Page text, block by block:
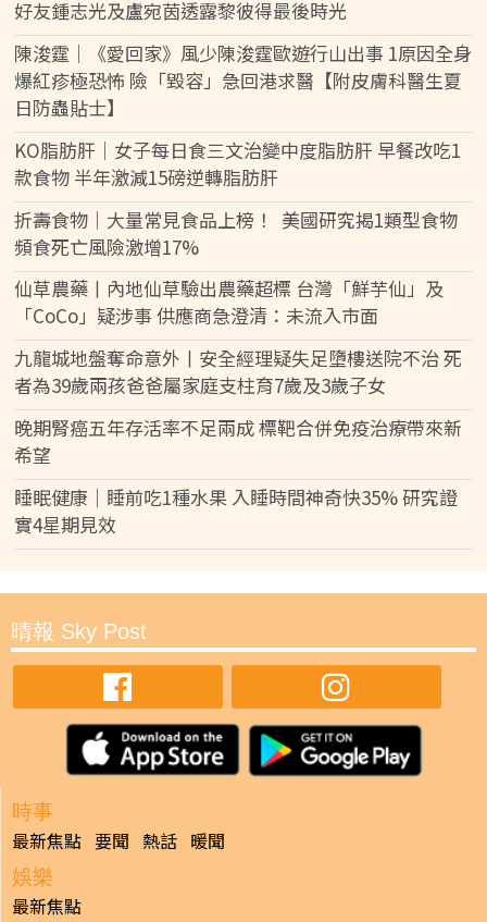
好友鍾志光及盧宛茵透露黎彼得最後時光
陳浚霆｜《愛回家》風少陳浚霆歐遊行山出事 1原因全身
爆紅疹極恐怖 險「毀容」急回港求醫【附皮膚科醫生夏
日防蟲貼士】
KO脂肪肝｜女子每日食三文治變中度脂肪肝 早餐改吃1
款食物 半年激減15磅逆轉脂肪肝
折壽食物｜大量常見食品上榜！ 美國研究揭1類型食物
頻食死亡風險激增17%
仙草農藥丨內地仙草驗出農藥超標 台灣「鮮芋仙」及
「CoCo」疑涉事 供應商急澄清：未流入市面
九龍城地盤奪命意外丨安全經理疑失足墮樓送院不治 死
者為39歲兩孩爸爸屬家庭支柱育7歲及3歲子女
晚期腎癌五年存活率不足兩成 標靶合併免疫治療帶來新
希望
睡眠健康｜睡前吃1種水果 入睡時間神奇快35% 研究證
實4星期見效
晴報 Sky Post
時事
最新焦點 要聞 熱話 暖聞
娛樂
最新焦點